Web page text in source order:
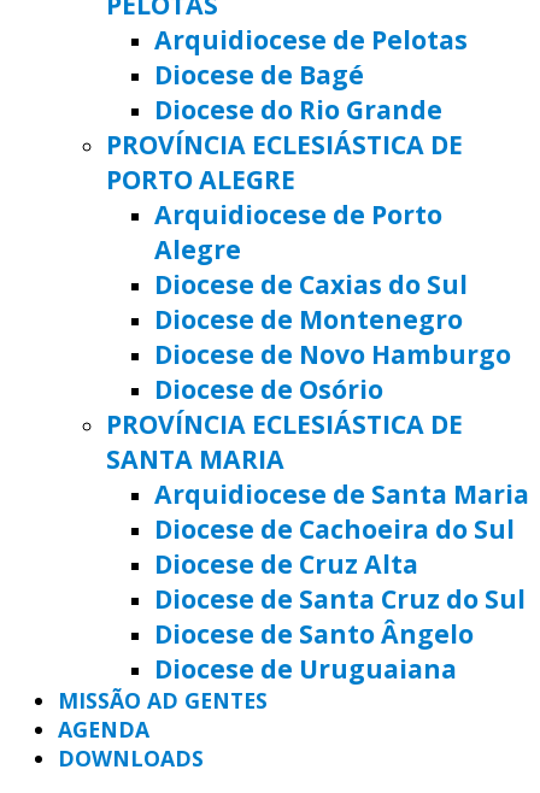
Arquidiocese de Pelotas
Diocese de Bagé
Diocese do Rio Grande
PROVÍNCIA ECLESIÁSTICA DE
PORTO ALEGRE
Arquidiocese de Porto
Alegre
Diocese de Caxias do Sul
Diocese de Montenegro
Diocese de Novo Hamburgo
Diocese de Osório
PROVÍNCIA ECLESIÁSTICA DE
SANTA MARIA
Arquidiocese de Santa Maria
Diocese de Cachoeira do Sul
Diocese de Cruz Alta
Diocese de Santa Cruz do Sul
Diocese de Santo Ângelo
Diocese de Uruguaiana
MISSÃO AD GENTES
AGENDA
DOWNLOADS